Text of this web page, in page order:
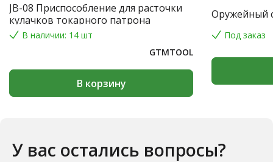
JB-08 Приспособление для расточки
кулачков токарного патрона
В наличии: 14 шт
GTMTOOL
В корзину
Оружейный
Под заказ
У вас остались вопросы?